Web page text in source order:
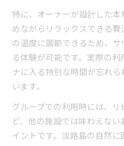
特に、オーナーが設計した
めながらリラックスできる
の温度に調節できるため、
る体験が可能です。実際の
ナに入る特別な時間が忘れ
います。
グループでの利用時には、
ど、他の施設では味わえな
イントです。淡路島の自然